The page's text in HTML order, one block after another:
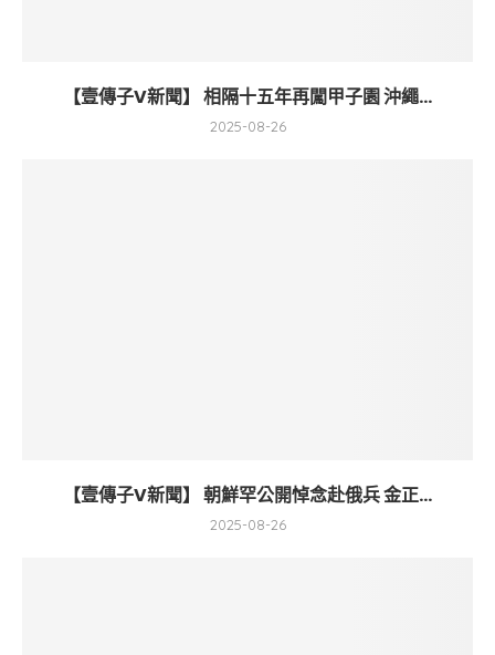
【壹傳子V新聞】 相隔十五年再闖甲子園 沖繩...
2025-08-26
【壹傳子V新聞】 朝鮮罕公開悼念赴俄兵 金正...
2025-08-26